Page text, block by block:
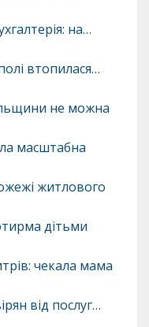
на…
втопилася…
не можна
масштабна
житлового
дітьми
чекала мама
від послуг…